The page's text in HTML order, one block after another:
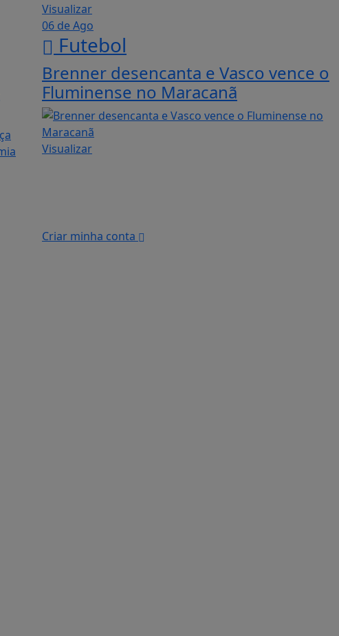
Visualizar
06 de Ago
Futebol
Brenner desencanta e Vasco vence o
Fluminense no Maracanã
Visualizar
Criar minha conta